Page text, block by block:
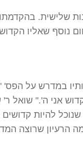
שלישית.
נוסף שאליו
במדרש על הפס'
אני ה'." שואל
שנוכל להיות
הרעיון שרוצה